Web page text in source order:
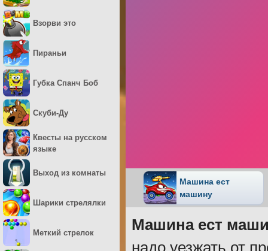
Машина ест
машину
Машина ест
надо уезжать от
Взорви это
Пираньи
Губка Спанч Боб
Скуби-Ду
Квесты на русском
языке
Выход из комнаты
Шарики стрелялки
Меткий стрелок